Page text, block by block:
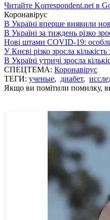
Читайте Korrespondent.net в
Коронавірус
В Україні вперше виявили
В Україні за тиждень різко
Нові штами COVID-19:
У Києві різко зросла
В Україні утричі зросла
СПЕЦТЕМА: Коронавірус
ТЕГИ: ученые, диабет,
Якщо ви помітили помилку,